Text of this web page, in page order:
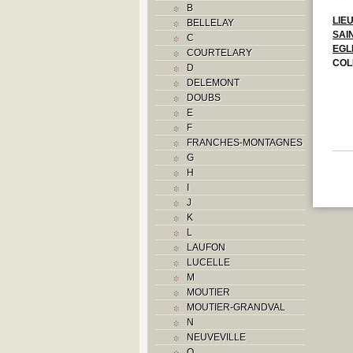
B
BELLELAY
C
COURTELARY
D
DELEMONT
DOUBS
E
F
FRANCHES-MONTAGNES
G
H
I
J
K
L
LAUFON
LUCELLE
M
MOUTIER
MOUTIER-GRANDVAL
N
NEUVEVILLE